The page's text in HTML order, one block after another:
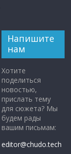
Напишите
нам
Хотите
поделиться
новостью,
прислать тему
для сюжета? Мы
будем рады
вашим письмам:
editor@chudo.tech